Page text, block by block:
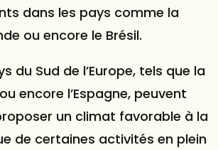
dans les pays comme la
ou encore le Brésil.
du Sud de l’Europe, tels que la
encore l’Espagne, peuvent
un climat favorable à la
de certaines activités en plein